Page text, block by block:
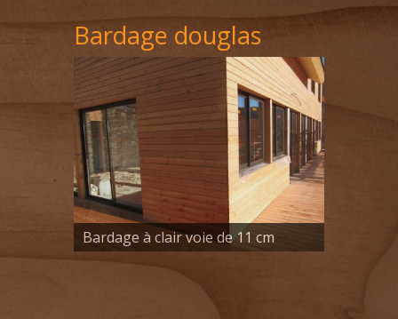
Bardage douglas
Bardage à clair voie de 11 cm